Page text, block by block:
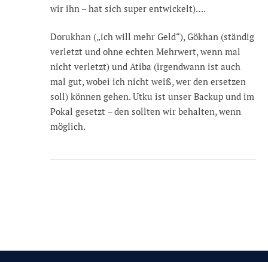
wir ihn – hat sich super entwickelt)….
Dorukhan („ich will mehr Geld“), Gökhan (ständig
verletzt und ohne echten Mehrwert, wenn mal
nicht verletzt) und Atiba (irgendwann ist auch
mal gut, wobei ich nicht weiß, wer den ersetzen
soll) können gehen. Utku ist unser Backup und im
Pokal gesetzt – den sollten wir behalten, wenn
möglich.